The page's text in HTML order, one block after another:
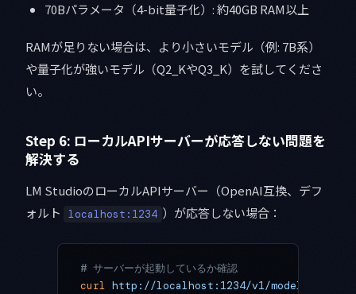
70Bパラメータ（4-bit量子化）: 約40GB RAM以上
RAMが足りない場合は、より小さいモデル（例: 7B系）
や量子化が強いモデル（Q2_KやQ3_K）を試してくださ
い。
Step 6: ローカルAPIサーバーが応答しない問題を
解決する
LM StudioのローカルAPIサーバー（OpenAI互換、デフ
ォルト
localhost:1234 ）が応答しない場合：
# サーバーが起動しているか確認
curl http://localhost:1234/v1/models